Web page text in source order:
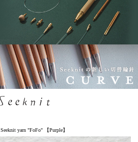
Seeknit yarn "FoFo" 【Purple】